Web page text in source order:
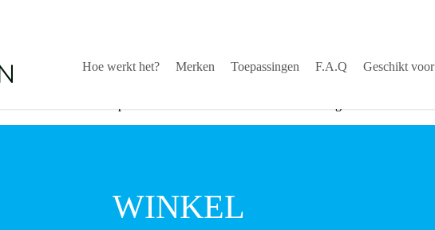
Hoe werkt het? Merken Toepassingen F.A.Q Geschikt voor
WINKEL